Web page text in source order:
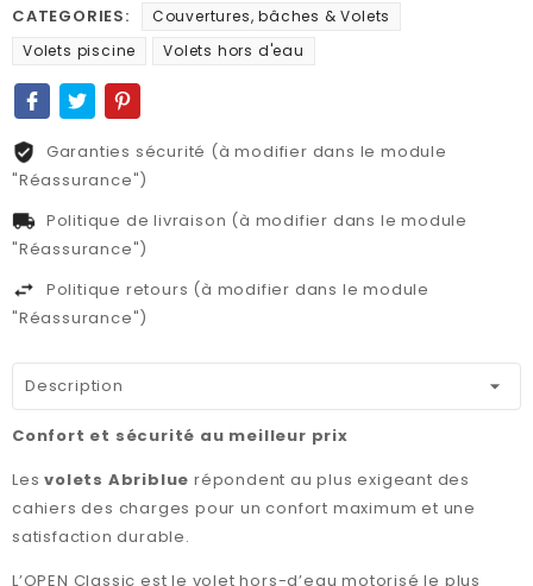
CATEGORIES:
Couvertures, bâches & Volets
Volets piscine
Volets hors d'eau
Garanties sécurité (à modifier dans le module
"Réassurance")
Politique de livraison (à modifier dans le module
"Réassurance")
Politique retours (à modifier dans le module
"Réassurance")
Description
Confort et sécurité au meilleur prix
Lesvolets Abriblue répondent au plus exigeant des
cahiers des charges pour un confort maximum et une
satisfaction durable.
L’OPEN Classic est le volet hors-d’eau motorisé le plus